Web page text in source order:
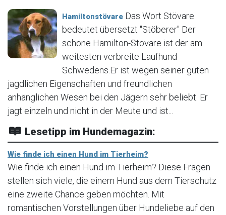
Hamiltonstövare Das Wort Stövare
bedeutet übersetzt "Stöberer" Der
schöne Hamilton-Stövare ist der am
weitesten verbreite Laufhund
Schwedens.Er ist wegen seiner guten
jagdlichen Eigenschaften und freundlichen
anhänglichen Wesen bei den Jägern sehr beliebt. Er
jagt einzeln und nicht in der Meute und ist...
Lesetipp im Hundemagazin:
Wie finde ich einen Hund im Tierheim?
Wie finde ich einen Hund im Tierheim? Diese Fragen
stellen sich viele, die einem Hund aus dem Tierschutz
eine zweite Chance geben möchten. Mit
romantischen Vorstellungen über Hundeliebe auf den